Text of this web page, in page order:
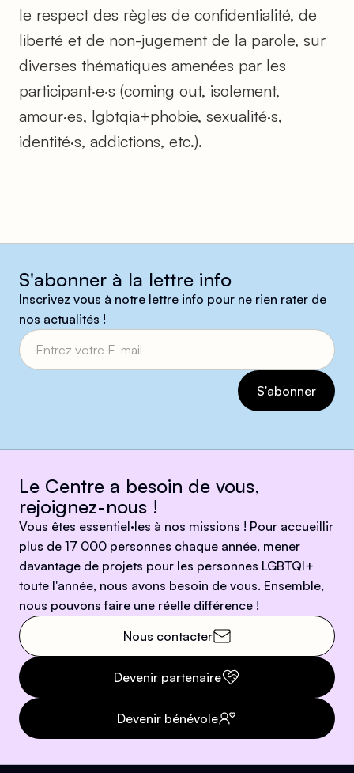
le respect des règles de confidentialité, de
liberté et de non-jugement de la parole, sur
diverses thématiques amenées par les
participant·e·s (coming out, isolement,
amour·es, lgbtqia+phobie, sexualité·s,
identité·s, addictions, etc.).
S'abonner à la lettre info
Inscrivez vous à notre lettre info pour ne rien rater de
nos actualités !
Le Centre a besoin de vous,
rejoignez-nous !
Vous êtes essentiel·les à nos missions ! Pour accueillir
plus de 17 000 personnes chaque année, mener
davantage de projets pour les personnes LGBTQI+
toute l'année, nous avons besoin de vous. Ensemble,
nous pouvons faire une réelle différence !
Nous contacter
Devenir partenaire
Devenir bénévole